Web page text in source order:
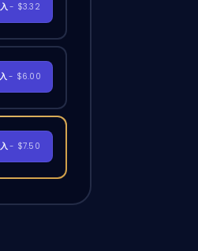
- $3.32
- $6.00
- $7.50